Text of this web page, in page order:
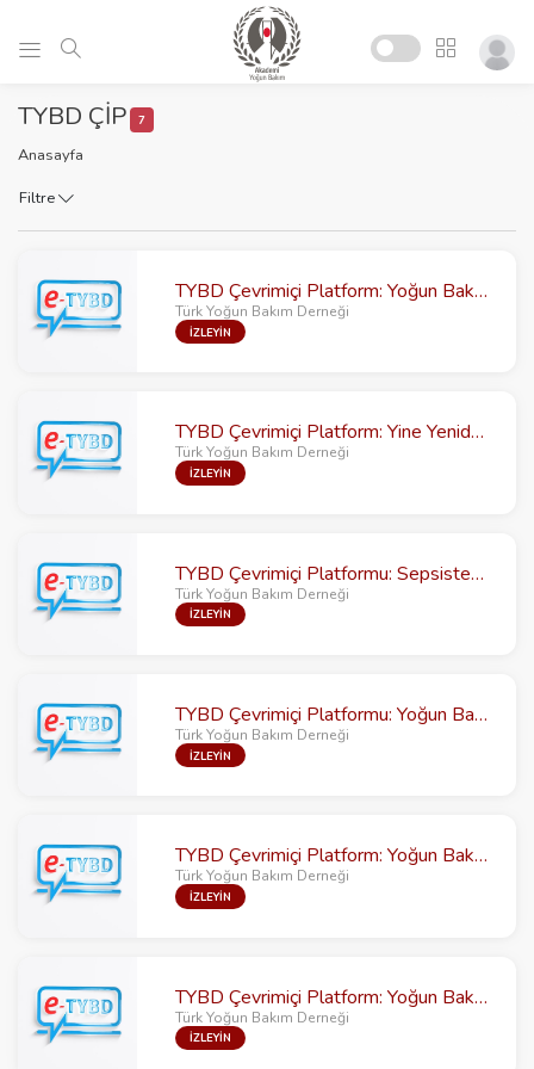
TYBD ÇİP 7
Anasayfa
Filtre
TYBD Çevrimiçi Platform: Yoğun Bakımda Beyin Monitorizasyonu Yöntemleri
Türk Yoğun Bakım Derneği
İZLEYİN
TYBD Çevrimiçi Platform: Yine Yeniden Metil Alkol Zehirlenmeleri
Türk Yoğun Bakım Derneği
İZLEYİN
TYBD Çevrimiçi Platformu: Sepsiste Güncelleme
Türk Yoğun Bakım Derneği
İZLEYİN
TYBD Çevrimiçi Platformu: Yoğun Bakımda Proteinler
Türk Yoğun Bakım Derneği
İZLEYİN
TYBD Çevrimiçi Platform: Yoğun Bakımda Hukuk ve Etik Sorunları
Türk Yoğun Bakım Derneği
İZLEYİN
TYBD Çevrimiçi Platform: Yoğun Bakımın Beyin Ölümü ve Organ Bağışındaki Rolü
Türk Yoğun Bakım Derneği
İZLEYİN